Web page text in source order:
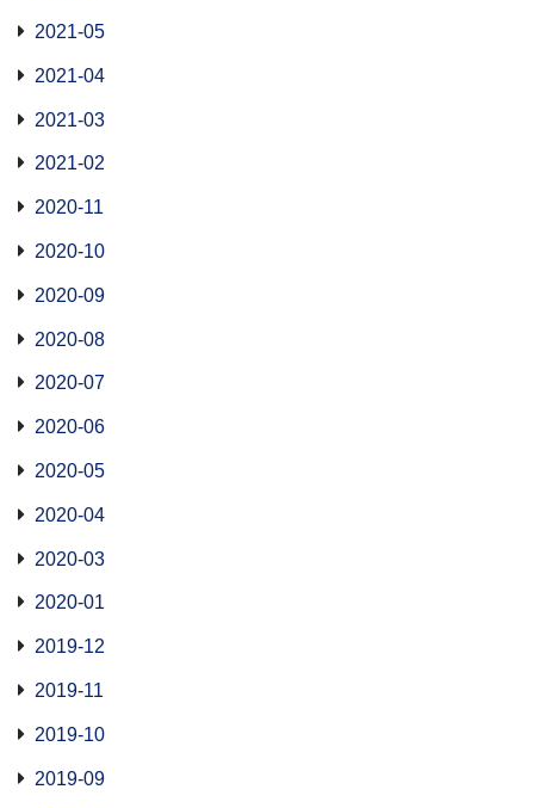
2021-05
2021-04
2021-03
2021-02
2020-11
2020-10
2020-09
2020-08
2020-07
2020-06
2020-05
2020-04
2020-03
2020-01
2019-12
2019-11
2019-10
2019-09